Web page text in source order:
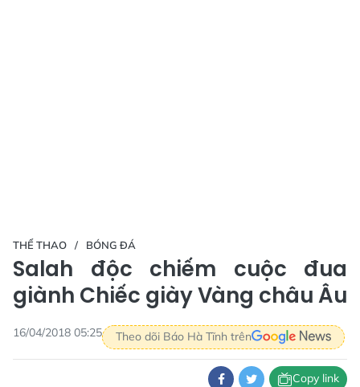
THỂ THAO BÓNG ĐÁ
Salah độc chiếm cuộc đua
giành Chiếc giày Vàng châu Âu
16/04/2018 05:25 Theo dõi Báo Hà Tĩnh trên
Copy link